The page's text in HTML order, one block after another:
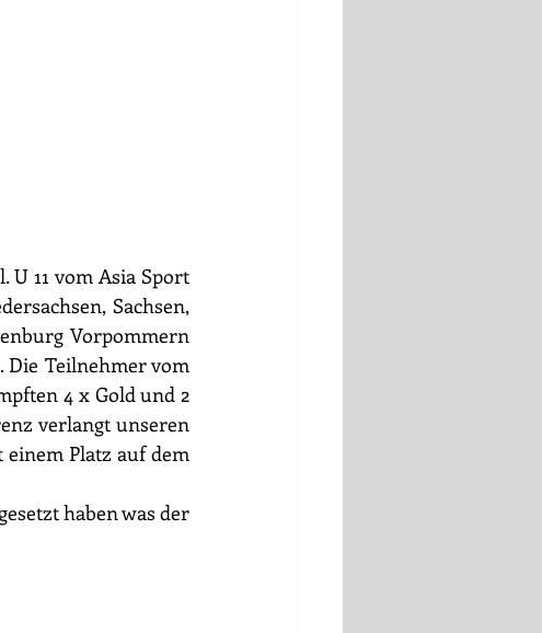
U 11 vom Asia Sport
Sachsen,
Vorpommern
Die Teilnehmer vom
4 x Gold und 2
verlangt unseren
einem Platz auf dem
haben was der